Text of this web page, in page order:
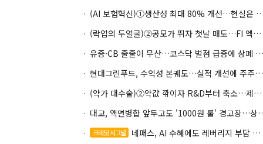
(AI 보험혁신)①생산성 최대 80%
(락업의 두얼굴)②공모가 뛰자 첫날 매도…FI 엑시트 전략 갈렸다
유증·CB 줄줄이 무산…코스닥 벌점 급증에 상폐 압박
현대그린푸드, 수익성 본궤도…실적 개선에 주주환원까지
(약가 대수술)②약값 깎이자 R&D부터 축소…제약업계 비상경영 돌입
대교, 액면병합 앞두고
크레딧 시그널 네패스, AI 수혜에도 레버리지 부담 여전